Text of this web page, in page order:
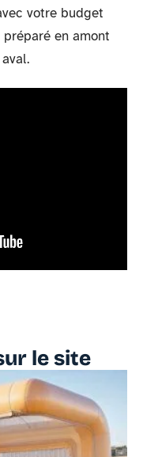
votre budget
en amont
le site